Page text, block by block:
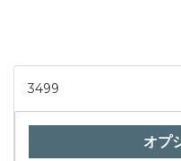
3499
オプ